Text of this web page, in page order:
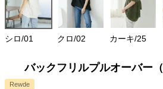
シロ/01 クロ/02 カーキ/25
バックフリルプルオーバー
Rewde